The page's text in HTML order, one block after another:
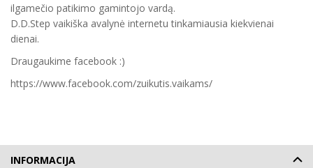
ilgamečio patikimo gamintojo vardą.
D.D.Step vaikiška avalynė internetu tinkamiausia kiekvienai
dienai.
Draugaukime facebook :)
https://www.facebook.com/zuikutis.vaikams/
INFORMACIJA